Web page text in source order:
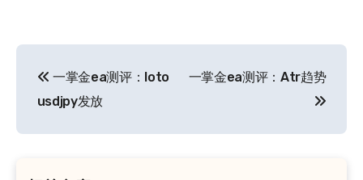
章
导
一掌金ea测评：loto
usdjpy发放
一掌金ea测评：Atr趋势